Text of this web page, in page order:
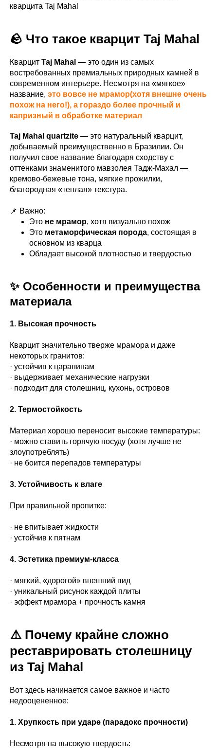
кварцита Taj Mahal
🪨 Что такое кварцит Taj Mahal
Кварцит Taj Mahal — это один из самых
востребованных премиальных природных камней в
современном интерьере. Несмотря на «мягкое»
название, это вовсе не мрамор(хотя внешне очень
похож на него!), а гораздо более прочный и
капризный в обработке материал
Taj Mahal quartzite — это натуральный кварцит,
добываемый преимущественно в Бразилии. Он
получил свое название благодаря сходству с
оттенками знаменитого мавзолея Тадж-Махал —
кремово-бежевые тона, мягкие прожилки,
благородная «теплая» текстура.
📌 Важно:
Это не мрамор, хотя визуально похож
Это метаморфическая порода, состоящая в
основном из кварца
Обладает высокой плотностью и твердостью
✨ Особенности и преимущества
материала
1. Высокая прочность
Кварцит значительно тверже мрамора и даже
некоторых гранитов:
· устойчив к царапинам
· выдерживает механические нагрузки
· подходит для столешниц, кухонь, островов
2. Термостойкость
Материал хорошо переносит высокие температуры:
· можно ставить горячую посуду (хотя лучше не
злоупотреблять)
· не боится перепадов температуры
3. Устойчивость к влаге
При правильной пропитке:
· не впитывает жидкости
· устойчив к пятнам
4. Эстетика премиум-класса
· мягкий, «дорогой» внешний вид
· уникальный рисунок каждой плиты
· эффект мрамора + прочность камня
⚠️ Почему крайне сложно
реставрировать столешницу
из Taj Mahal
Вот здесь начинается самое важное и часто
недооцененное:
1. Хрупкость при ударе (парадокс прочности)
Несмотря на высокую твердость: